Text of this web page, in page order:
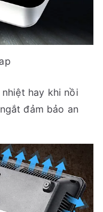
hay khi nồi
đảm bảo an